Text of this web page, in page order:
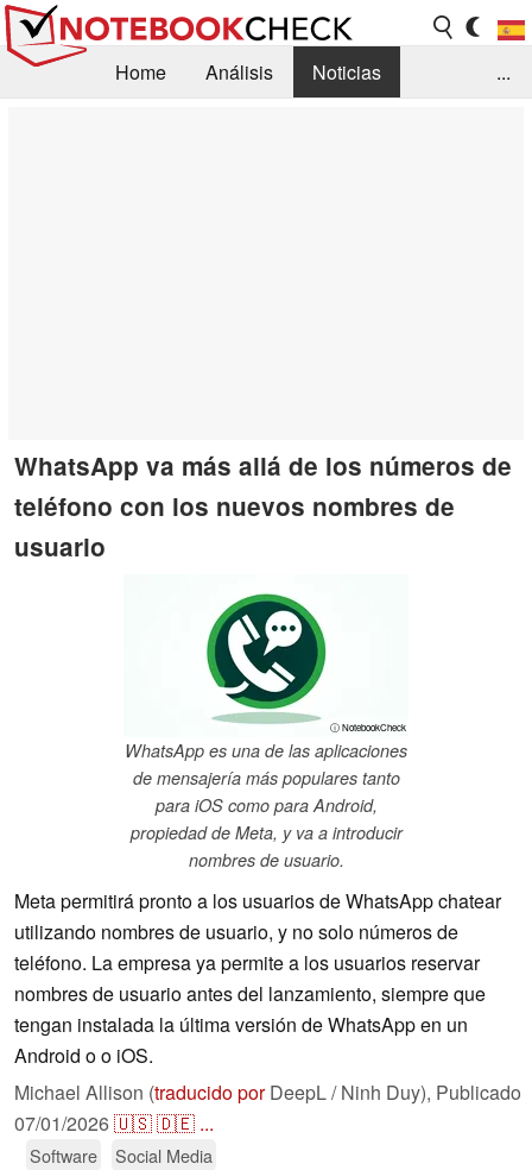
Home Análisis
Noticias
...
WhatsApp va más allá de los números de
teléfono con los nuevos nombres de
usuario
ⓘ NotebookCheck
WhatsApp es una de las aplicaciones
de mensajería más populares tanto
para iOS como para Android,
propiedad de Meta, y va a introducir
nombres de usuario.
Meta permitirá pronto a los usuarios de WhatsApp chatear
utilizando nombres de usuario, y no solo números de
teléfono. La empresa ya permite a los usuarios reservar
nombres de usuario antes del lanzamiento, siempre que
tengan instalada la última versión de WhatsApp en un
Android o o iOS.
Michael Allison (traducido porDeepL / Ninh Duy), Publicado
07/01/2026🇺🇸🇩🇪 ...
Software Social Media